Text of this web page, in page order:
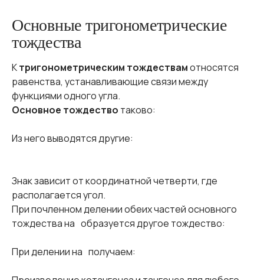
Основные тригонометрические
тождества
Ктригонометрическим тождествамотносятся
равенства, устанавливающие связи между
функциями одного угла.
Основное тождество таково:
Из него выводятся другие:
Знак зависит от координатной четверти, где
располагается угол.
При почленном делении обеих частей основного
тождества на образуется другое тождество:
При делении на получаем: